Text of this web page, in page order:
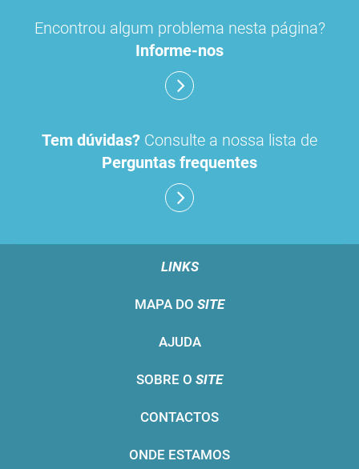
Encontrou algum problema nesta página?
Informe-nos
Tem dúvidas? Consulte a nossa lista de
Perguntas frequentes
LINKS
MAPA DO SITE
AJUDA
SOBRE O SITE
CONTACTOS
ONDE ESTAMOS